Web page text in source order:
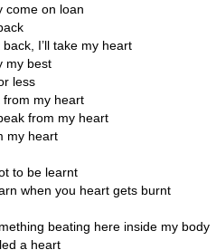
come on loan
I’ll take my heart
my best
less
from my heart
from my heart
my heart
to be learnt
when you heart gets burnt
beating here inside my body
a heart